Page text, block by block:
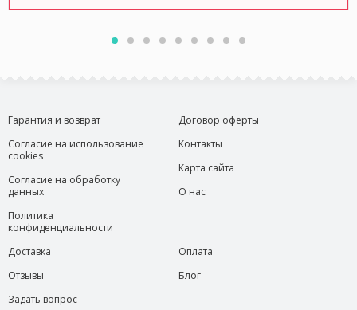
Гарантия и возврат
Согласие на использование
cookies
Согласие на обработку
данных
Политика
конфиденциальности
Договор оферты
Контакты
Карта сайта
О нас
Доставка
Отзывы
Задать вопрос
Оплата
Блог